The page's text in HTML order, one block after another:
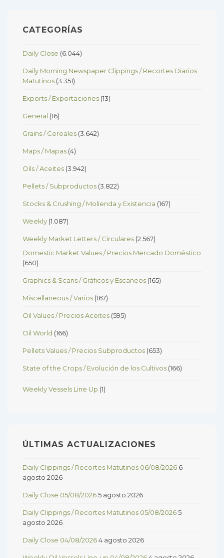
CATEGORÍAS
Daily Close (6.044)
Daily Morning Newspaper Clippings / Recortes Diarios
Matutinos (3.351)
Exports / Exportaciones (13)
General (16)
Grains / Cereales (3.642)
Maps / Mapas (4)
Oils / Aceites (3.942)
Pellets / Subproductos (3.822)
Stocks & Crushing / Molienda y Existencia (167)
Weekly (1.087)
Weekly Market Letters / Circulares (2.567)
Domestic Market Values / Precios Mercado Doméstico
(650)
Graphics & Scans / Gráficos y Escaneos (165)
Miscellaneous / Varios (167)
Oil Values / Precios Aceites (595)
Oil World (166)
Pellets Values / Precios Subproductos (653)
State of the Crops / Evolución de los Cultivos (166)
Weekly Vessels Line Up (1)
ÚLTIMAS ACTUALIZACIONES
Daily Clippings / Recortes Matutinos 06/08/2026 6
agosto 2026
Daily Close 05/08/20265 agosto 2026
Daily Clippings / Recortes Matutinos 05/08/20265
agosto 2026
Daily Close 04/08/20264 agosto 2026